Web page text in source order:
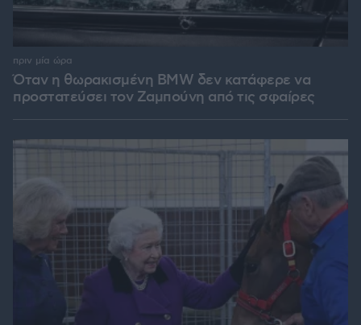
Όταν η θωρακισμένη BMW δεν κατάφερε να
προστατεύσει τον Ζαμπούνη από τις σφαίρες
πριν μία ώρα